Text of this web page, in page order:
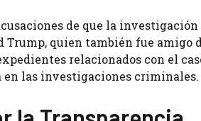
de que la investigación
quien también fue amigo
relacionados con el
las investigaciones criminales.